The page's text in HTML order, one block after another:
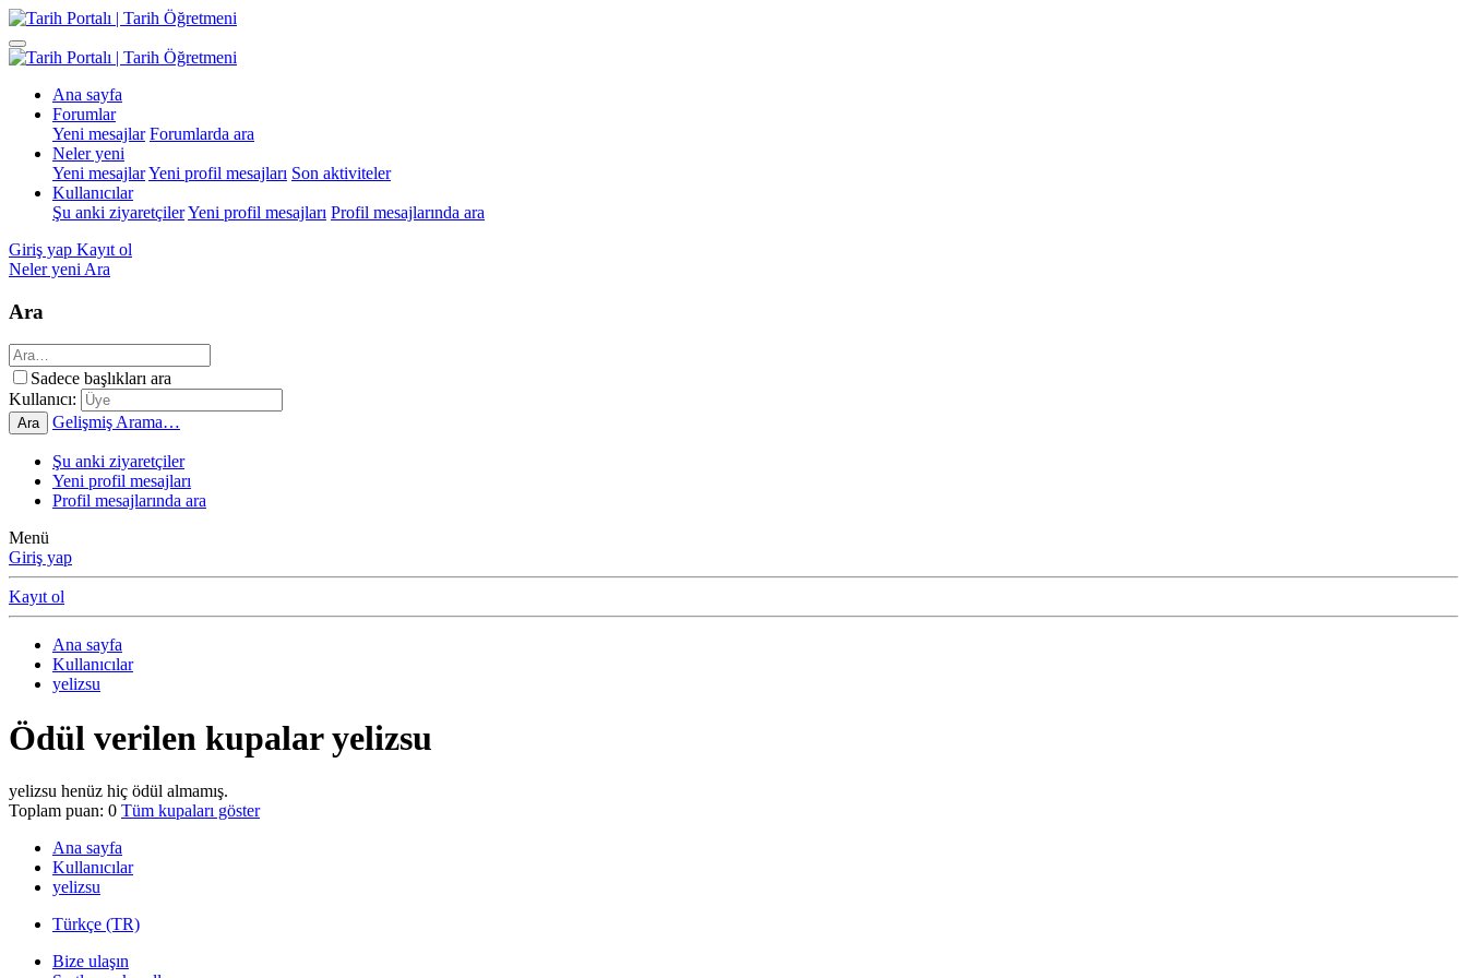
Ana sayfa
Forumlar
Yeni mesajlar Forumlarda ara
Neler yeni
Yeni mesajlarYeni profil mesajları Son aktiviteler
Kullanıcılar
Şu anki ziyaretçilerYeni profil mesajları Profil mesajlarında ara
Giriş yap Kayıt ol
Neler yeni Ara
Ara
Sadece başlıkları ara
Kullanıcı:
Ara Gelişmiş Arama…
Şu anki ziyaretçiler
Yeni profil mesajları
Profil mesajlarında ara
Menü
Giriş yap
Kayıt ol
Ana sayfa
Kullanıcılar
yelizsu
Ödül verilen kupalar yelizsu
yelizsu henüz hiç ödül almamış.
Toplam puan: 0 Tüm kupaları göster
Ana sayfa
Kullanıcılar
yelizsu
Türkçe (TR)
Bize ulaşın